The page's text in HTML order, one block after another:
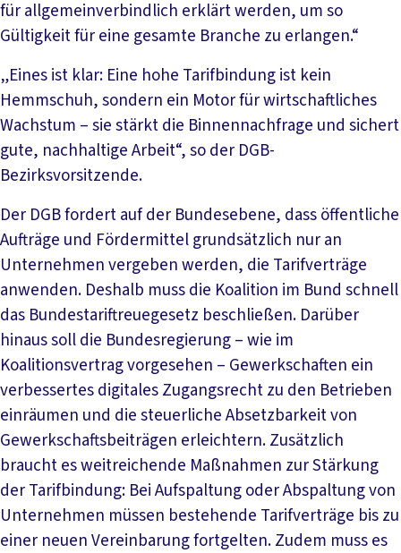
für allgemeinverbindlich erklärt werden, um so
Gültigkeit für eine gesamte Branche zu erlangen.“
„Eines ist klar: Eine hohe Tarifbindung ist kein
Hemmschuh, sondern ein Motor für wirtschaftliches
Wachstum – sie stärkt die Binnennachfrage und sichert
gute, nachhaltige Arbeit“, so der DGB-
Bezirksvorsitzende.
Der DGB fordert auf der Bundesebene, dass öffentliche
Aufträge und Fördermittel grundsätzlich nur an
Unternehmen vergeben werden, die Tarifverträge
anwenden. Deshalb muss die Koalition im Bund schnell
das Bundestariftreuegesetz beschließen. Darüber
hinaus soll die Bundesregierung – wie im
Koalitionsvertrag vorgesehen – Gewerkschaften ein
verbessertes digitales Zugangsrecht zu den Betrieben
einräumen und die steuerliche Absetzbarkeit von
Gewerkschaftsbeiträgen erleichtern. Zusätzlich
braucht es weitreichende Maßnahmen zur Stärkung
der Tarifbindung: Bei Aufspaltung oder Abspaltung von
Unternehmen müssen bestehende Tarifverträge bis zu
einer neuen Vereinbarung fortgelten. Zudem muss es